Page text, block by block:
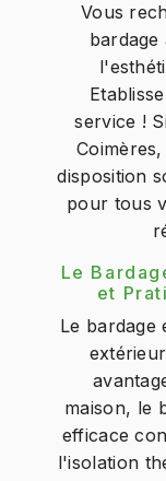
Vous
service !
disposition
pour tous
Le
et
Le bardage
maison, le
efficace
l'isolation